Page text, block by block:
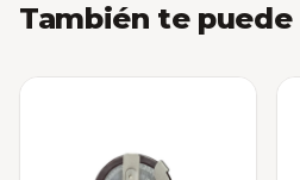
También te